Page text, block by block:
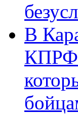
В
КПРФ